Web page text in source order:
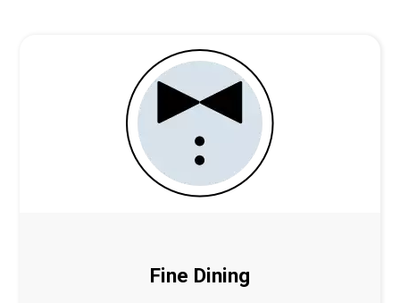
Fine Dining